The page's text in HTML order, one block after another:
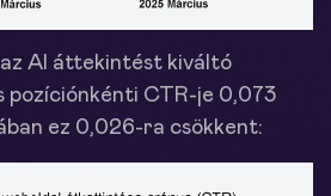
AI áttekintést kiváltó
pozíciónkénti CTR-je 0,073
ez 0,026-ra csökkent: